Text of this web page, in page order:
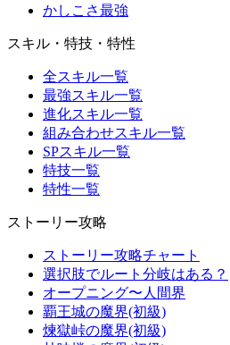
かしこさ最強
スキル・特技・特性
全スキル一覧
最強スキル一覧
進化スキル一覧
組み合わせスキル一覧
SPスキル一覧
特技一覧
特性一覧
ストーリー攻略
ストーリー攻略チャート
選択肢でルート分岐はある？
オープニング〜人間界
覇王城の魔界(初級)
煉獄峠の魔界(初級)